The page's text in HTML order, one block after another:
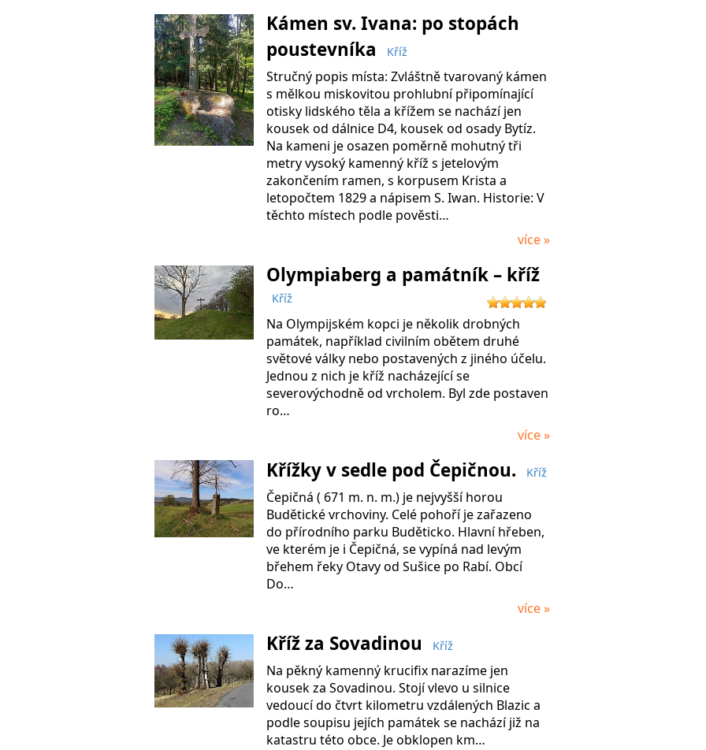
Kámen sv. Ivana: po stopách
poustevníka
Kříž
Stručný popis místa: Zvláštně tvarovaný kámen
s mělkou miskovitou prohlubní připomínající
otisky lidského těla a křížem se nachází jen
kousek od dálnice D4, kousek od osady Bytíz.
Na kameni je osazen poměrně mohutný tři
metry vysoký kamenný kříž s jetelovým
zakončením ramen, s korpusem Krista a
letopočtem 1829 a nápisem S. Iwan. Historie: V
těchto místech podle pověsti…
více »
Olympiaberg a památník – kříž
Kříž
Na Olympijském kopci je několik drobných
památek, například civilním obětem druhé
světové války nebo postavených z jiného účelu.
Jednou z nich je kříž nacházející se
severovýchodně od vrcholem. Byl zde postaven
ro…
více »
Křížky v sedle pod Čepičnou. Kříž
Čepičná ( 671 m. n. m.) je nejvyšší horou
Budětické vrchoviny. Celé pohoří je zařazeno
do přírodního parku Buděticko. Hlavní hřeben,
ve kterém je i Čepičná, se vypíná nad levým
břehem řeky Otavy od Sušice po Rabí. Obcí
Do…
více »
Kříž za Sovadinou Kříž
Na pěkný kamenný krucifix narazíme jen
kousek za Sovadinou. Stojí vlevo u silnice
vedoucí do čtvrt kilometru vzdálených Blazic a
podle soupisu jejích památek se nachází již na
katastru této obce. Je obklopen km…